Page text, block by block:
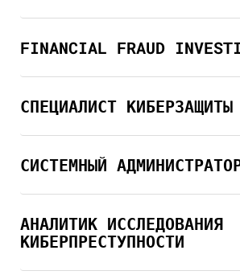
FINANCIAL FRAUD
СПЕЦИАЛИСТ КИБЕРЗАЩИТЫ
СИСТЕМНЫЙ
АНАЛИТИК ИССЛЕДОВАНИЯ
КИБЕРПРЕСТУПНОСТИ